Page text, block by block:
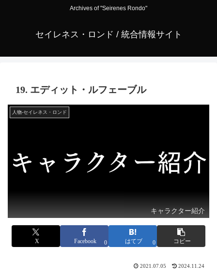
Archives of "Seirenes Rondo"
セイレネス・ロンド / 統合情報サイト
19. エディット・ルフェーブル
人物-セイレネス・ロンド
キャラクター紹介
X Facebook 0 はてブ 0 コピー
2021.07.05 2024.11.24